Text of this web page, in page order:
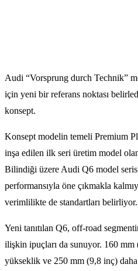
Audi “Vorsprung durch Technik”
için yeni bir referans noktası
konsept.
Konsept modelin temeli Premium
inşa edilen ilk seri üretim model
Bilindiği üzere Audi Q6 model
performansıyla öne çıkmakla
verimlilikte de standartları belirliyor.
Yeni tanıtılan Q6, off-road
ilişkin ipuçları da sunuyor. 160 mm
yükseklik ve 250 mm (9,8 inç) daha